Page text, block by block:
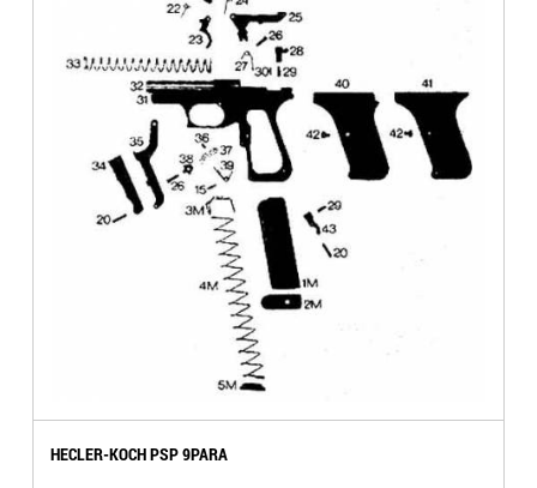
HECLER-KOCH PSP 9PARA